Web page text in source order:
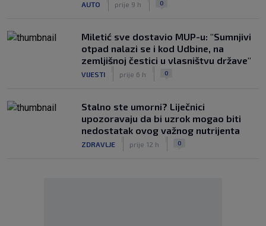
AUTO prije 9 h 0
Miletić sve dostavio MUP-u: "Sumnjivi
otpad nalazi se i kod Udbine, na
zemljišnoj čestici u vlasništvu države"
VIJESTI prije 6 h 0
Stalno ste umorni? Liječnici
upozoravaju da bi uzrok mogao biti
nedostatak ovog važnog nutrijenta
ZDRAVLJE prije 12 h 0